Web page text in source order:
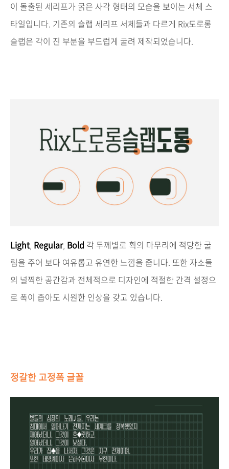
이 돌출된 세리프가 굵은 사각 형태의 모습을 보이는 서체 스
타일입니다. 기존의 슬랩 세리프 서체들과 다르게 Rix도로롱
슬랩은 각이 진 부분을 부드럽게 굴려 제작되었습니다.
Light, Regular, Bold 각 두께별로 획의 마무리에 적당한 굴
림을 주어 보다 여유롭고 유연한 느낌을 줍니다. 또한 자소들
의 널찍한 공간감과 전체적으로 디자인에 적절한 간격 설정으
로 폭이 좁아도 시원한 인상을 갖고 있습니다.
정갈한 고정폭 글꼴